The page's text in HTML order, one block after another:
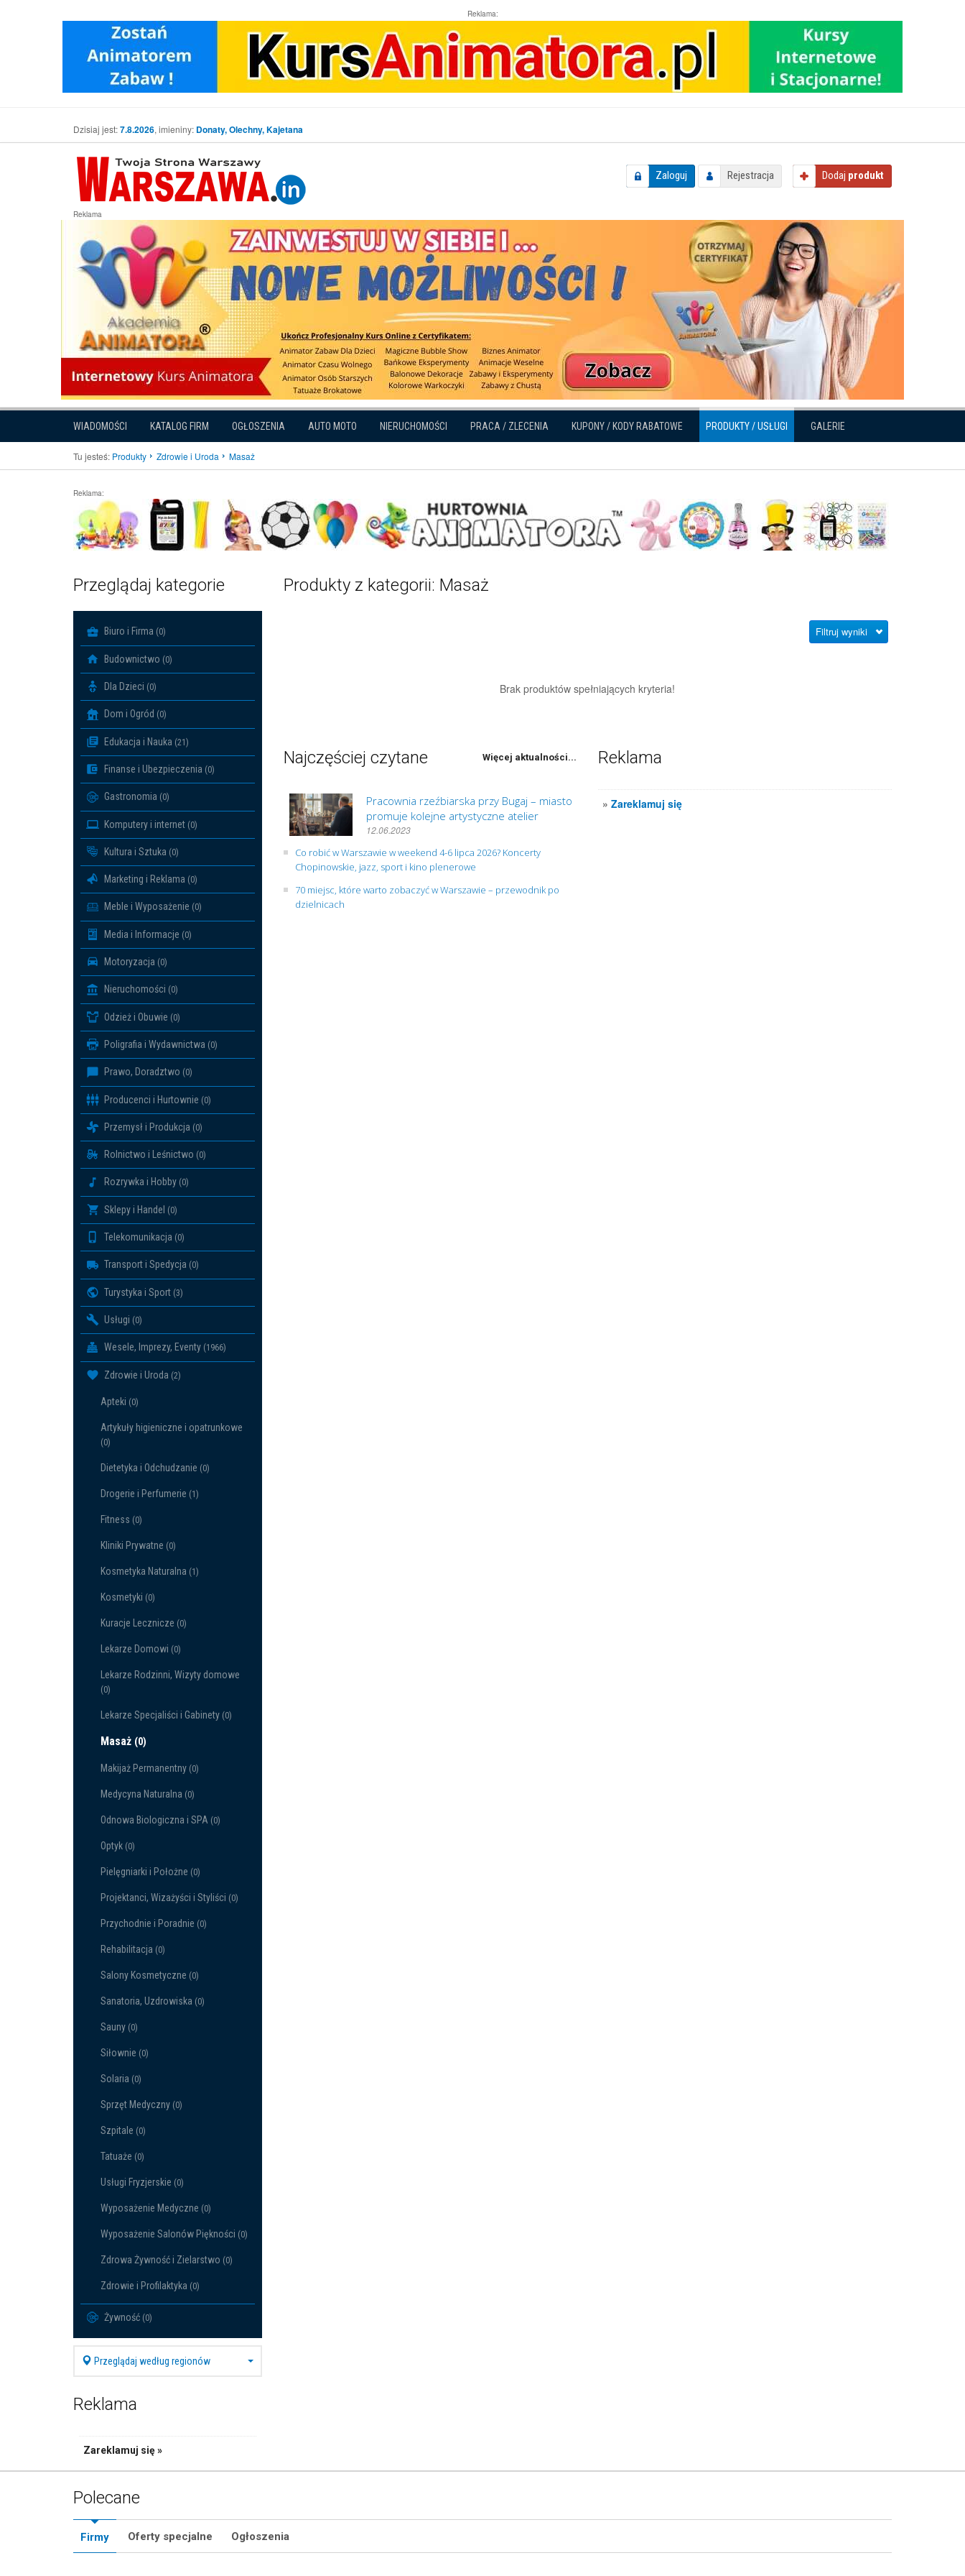
Reklama:
Dzisiaj jest:7.8.2026, imieniny: Donaty, Olechny, Kajetana
Zaloguj Rejestracja Dodaj produkt
Reklama
WIADOMOŚCI KATALOG FIRM OGŁOSZENIA AUTO MOTO NIERUCHOMOŚCI PRACA / ZLECENIA KUPONY / KODY RABATOWE PRODUKTY / USŁUGI GALERIE
Tu jesteś: Produkty Zdrowie i Uroda Masaż
Reklama:
Przeglądaj kategorie
Biuro i Firma (0)
Budownictwo (0)
Dla Dzieci (0)
Dom i Ogród (0)
Edukacja i Nauka (21)
Finanse i Ubezpieczenia (0)
Gastronomia (0)
Komputery i internet (0)
Kultura i Sztuka (0)
Marketing i Reklama (0)
Meble i Wyposażenie (0)
Media i Informacje (0)
Motoryzacja (0)
Nieruchomości (0)
Odzież i Obuwie (0)
Poligrafia i Wydawnictwa (0)
Prawo, Doradztwo (0)
Producenci i Hurtownie (0)
Przemysł i Produkcja (0)
Rolnictwo i Leśnictwo (0)
Rozrywka i Hobby (0)
Sklepy i Handel (0)
Telekomunikacja (0)
Transport i Spedycja (0)
Turystyka i Sport (3)
Usługi (0)
Wesele, Imprezy, Eventy (1966)
Zdrowie i Uroda (2)
Apteki (0)
Artykuły higieniczne i opatrunkowe
(0)
Dietetyka i Odchudzanie (0)
Drogerie i Perfumerie (1)
Fitness (0)
Kliniki Prywatne (0)
Kosmetyka Naturalna (1)
Kosmetyki (0)
Kuracje Lecznicze (0)
Lekarze Domowi (0)
Lekarze Rodzinni, Wizyty domowe
(0)
Lekarze Specjaliści i Gabinety (0)
Masaż (0)
Makijaż Permanentny (0)
Medycyna Naturalna (0)
Odnowa Biologiczna i SPA (0)
Optyk (0)
Pielęgniarki i Położne (0)
Projektanci, Wizażyści i Styliści (0)
Przychodnie i Poradnie (0)
Rehabilitacja (0)
Salony Kosmetyczne (0)
Sanatoria, Uzdrowiska (0)
Sauny (0)
Siłownie (0)
Solaria (0)
Sprzęt Medyczny (0)
Szpitale (0)
Tatuaże (0)
Usługi Fryzjerskie (0)
Wyposażenie Medyczne (0)
Wyposażenie Salonów Piękności (0)
Zdrowa Żywność i Zielarstwo (0)
Zdrowie i Profilaktyka (0)
Żywność (0)
Przeglądaj według regionów
Reklama
Zareklamuj się »
Produkty z kategorii: Masaż
Filtruj wyniki
Brak produktów spełniających kryteria!
Najczęściej czytane Więcej aktualności...
Pracownia rzeźbiarska przy Bugaj – miasto
promuje kolejne artystyczne atelier
12.06.2023
Co robić w Warszawie w weekend 4-6 lipca 2026? Koncerty
Chopinowskie, jazz, sport i kino plenerowe
70 miejsc, które warto zobaczyć w Warszawie – przewodnik po
dzielnicach
Reklama
»Zareklamuj się
Polecane
Firmy Oferty specjalne Ogłoszenia